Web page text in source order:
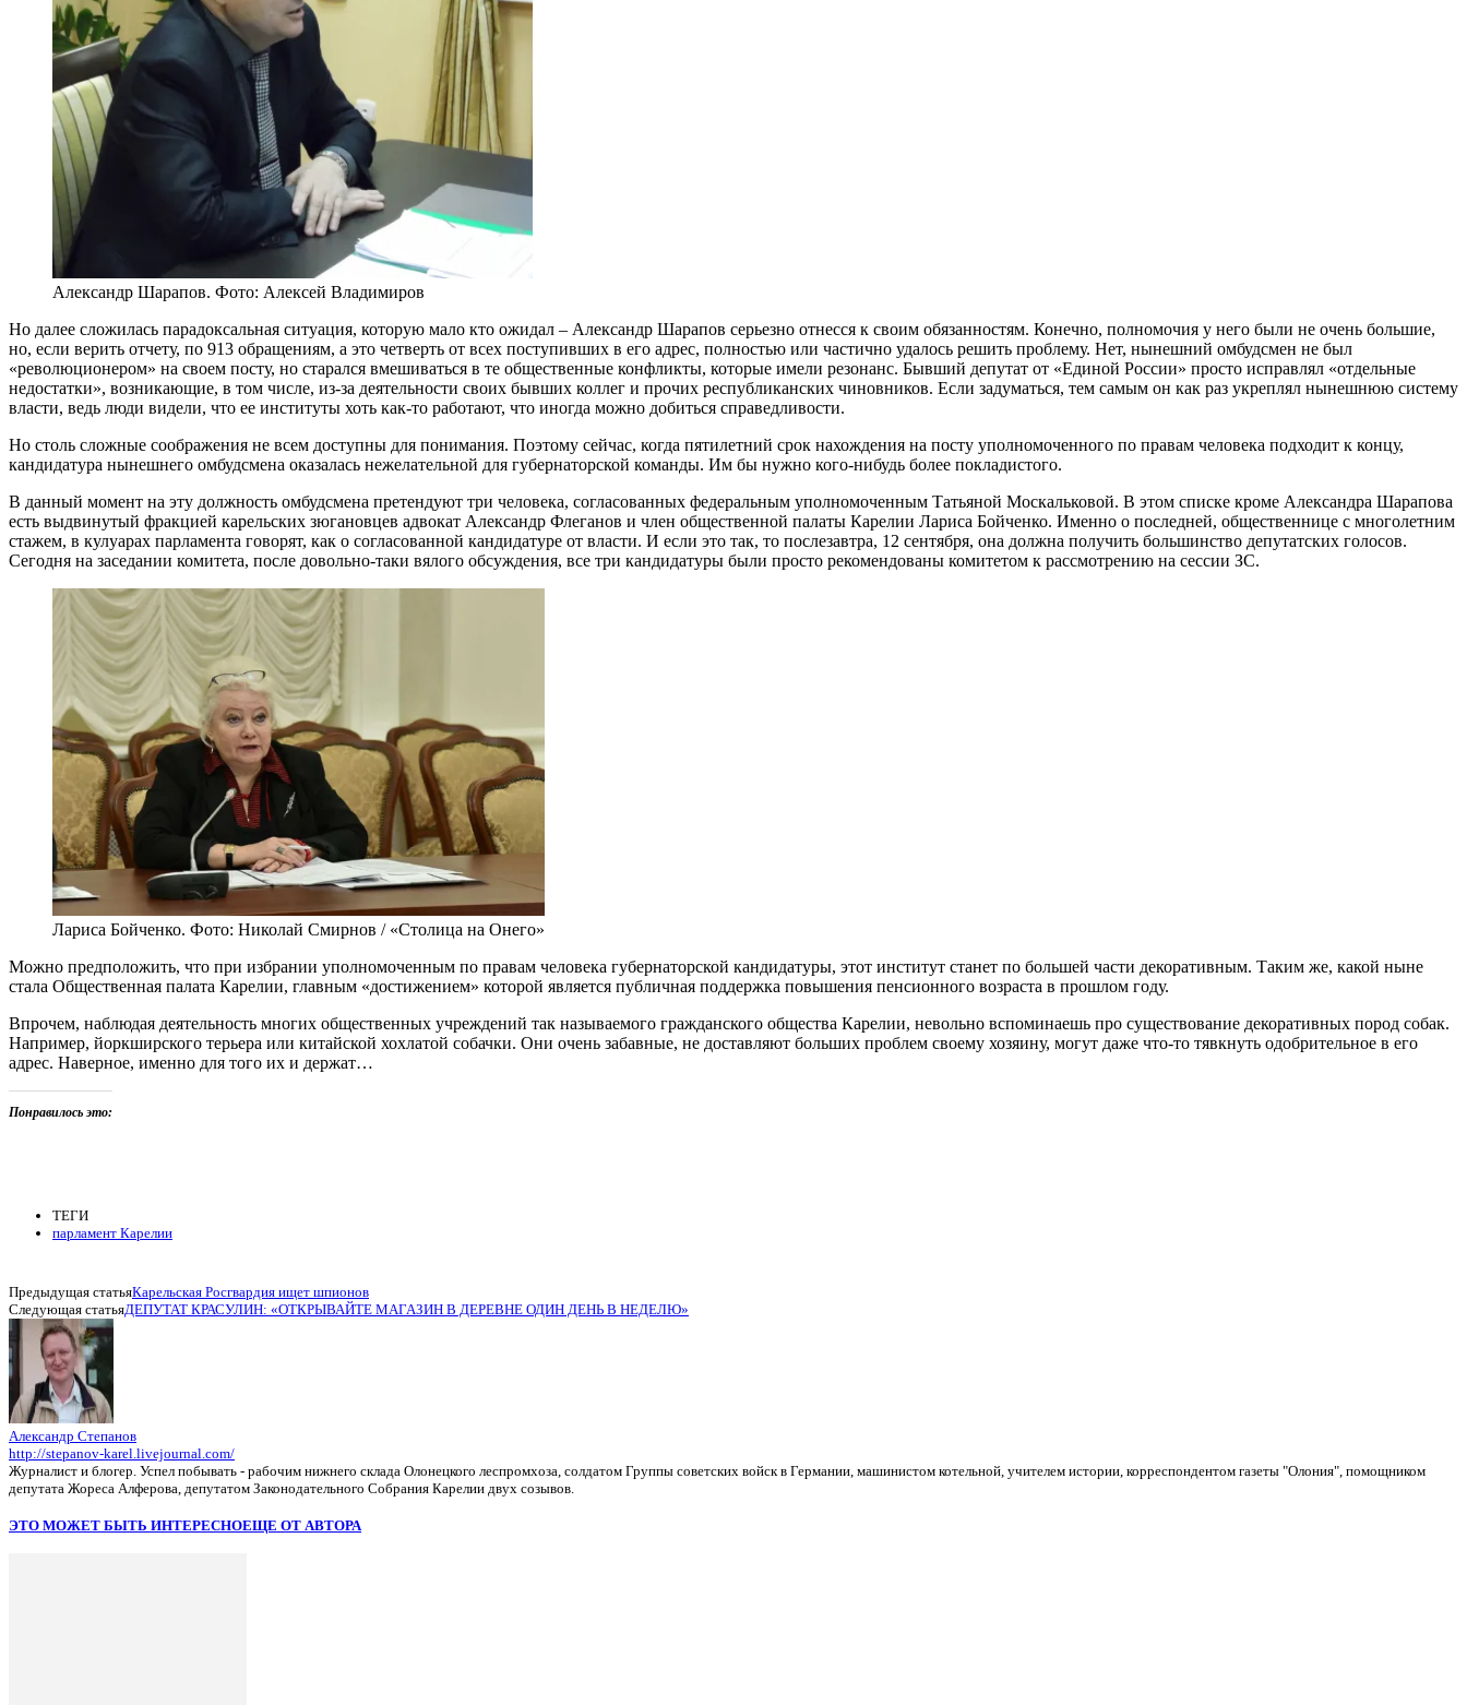
Александр Шарапов. Фото: Алексей Владимиров
Но далее сложилась парадоксальная ситуация, которую мало кто ожидал – Александр Шарапов серьезно отнесся к своим обязанностям. Конечно, полномочия у него были не очень большие,
но, если верить отчету, по 913 обращениям, а это четверть от всех поступивших в его адрес, полностью или частично удалось решить проблему. Нет, нынешний омбудсмен не был
«революционером» на своем посту, но старался вмешиваться в те общественные конфликты, которые имели резонанс. Бывший депутат от «Единой России» просто исправлял «отдельные
недостатки», возникающие, в том числе, из-за деятельности своих бывших коллег и прочих республиканских чиновников. Если задуматься, тем самым он как раз укреплял нынешнюю систему
власти, ведь люди видели, что ее институты хоть как-то работают, что иногда можно добиться справедливости.
Но столь сложные соображения не всем доступны для понимания. Поэтому сейчас, когда пятилетний срок нахождения на посту уполномоченного по правам человека подходит к концу,
кандидатура нынешнего омбудсмена оказалась нежелательной для губернаторской команды. Им бы нужно кого-нибудь более покладистого.
В данный момент на эту должность омбудсмена претендуют три человека, согласованных федеральным уполномоченным Татьяной Москальковой. В этом списке кроме Александра Шарапова
есть выдвинутый фракцией карельских зюгановцев адвокат Александр Флеганов и член общественной палаты Карелии Лариса Бойченко. Именно о последней, общественнице с многолетним
стажем, в кулуарах парламента говорят, как о согласованной кандидатуре от власти. И если это так, то послезавтра, 12 сентября, она должна получить большинство депутатских голосов.
Сегодня на заседании комитета, после довольно-таки вялого обсуждения, все три кандидатуры были просто рекомендованы комитетом к рассмотрению на сессии ЗС.
Лариса Бойченко. Фото: Николай Смирнов / «Столица на Онего»
Можно предположить, что при избрании уполномоченным по правам человека губернаторской кандидатуры, этот институт станет по большей части декоративным. Таким же, какой ныне
стала Общественная палата Карелии, главным «достижением» которой является публичная поддержка повышения пенсионного возраста в прошлом году.
Впрочем, наблюдая деятельность многих общественных учреждений так называемого гражданского общества Карелии, невольно вспоминаешь про существование декоративных пород собак.
Например, йоркширского терьера или китайской хохлатой собачки. Они очень забавные, не доставляют больших проблем своему хозяину, могут даже что-то тявкнуть одобрительное в его
адрес. Наверное, именно для того их и держат…
Понравилось это:
ТЕГИ
парламент Карелии
Предыдущая статьяКарельская Росгвардия ищет шпионов
Следующая статьяДЕПУТАТ КРАСУЛИН: «ОТКРЫВАЙТЕ МАГАЗИН В ДЕРЕВНЕ ОДИН ДЕНЬ В НЕДЕЛЮ»
Александр Степанов
http://stepanov-karel.livejournal.com/
Журналист и блогер. Успел побывать - рабочим нижнего склада Олонецкого леспромхоза, солдатом Группы советских войск в Германии, машинистом котельной, учителем истории, корреспондентом газеты "Олония", помощником
депутата Жореса Алферова, депутатом Законодательного Собрания Карелии двух созывов.
ЭТО МОЖЕТ БЫТЬ ИНТЕРЕСНОЕЩЕ ОТ АВТОРА